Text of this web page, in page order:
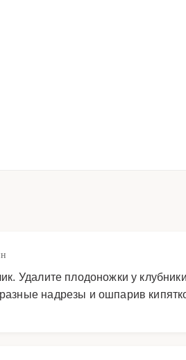
Удалите плодоножки у
надрезы и ошпарив